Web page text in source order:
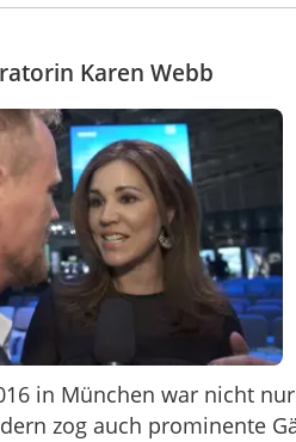
Karen Webb
in München war nicht
zog auch prominente